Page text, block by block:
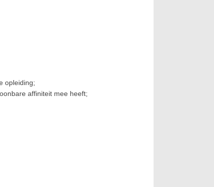
opleiding;
affiniteit mee heeft;